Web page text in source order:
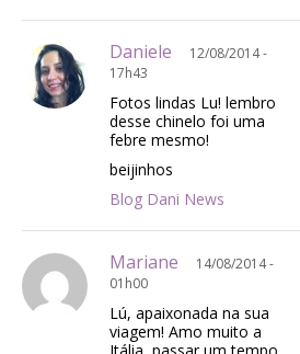
Daniele
12/08/2014 -
17h43
Fotos lindas Lu! lembro
desse chinelo foi uma
febre mesmo!
beijinhos
Blog Dani News
Mariane
14/08/2014 -
01h00
Lú, apaixonada na sua
viagem! Amo muito a